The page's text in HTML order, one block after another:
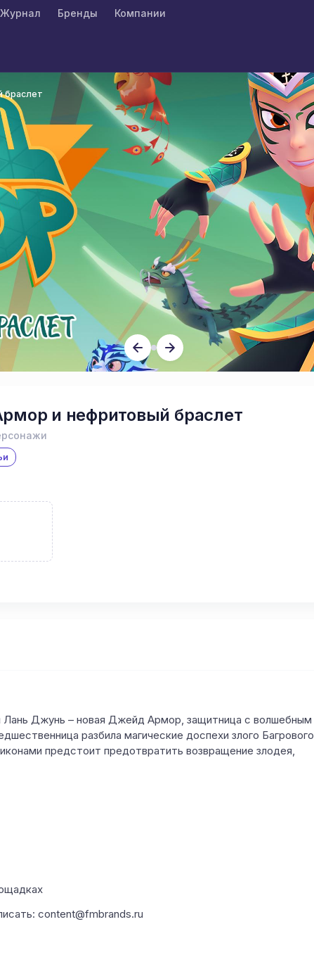
Журнал Бренды Компании
браслет
и нефритовый браслет
Лань Джунь – новая Джейд Армор, защитница с волшебным
разбила магические доспехи злого Багрового
предстоит предотвратить возвращение злодея,
content@fmbrands.ru